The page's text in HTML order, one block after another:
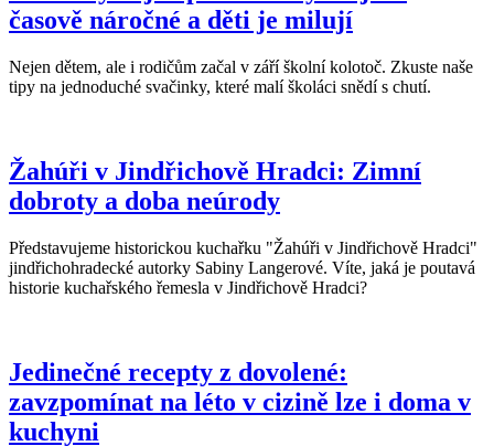
časově náročné a děti je milují
Nejen dětem, ale i rodičům začal v září školní kolotoč. Zkuste naše
tipy na jednoduché svačinky, které malí školáci snědí s chutí.
Žahúři v Jindřichově Hradci: Zimní
dobroty a doba neúrody
Představujeme historickou kuchařku "Žahúři v Jindřichově Hradci"
jindřichohradecké autorky Sabiny Langerové. Víte, jaká je poutavá
historie kuchařského řemesla v Jindřichově Hradci?
Jedinečné recepty z dovolené:
zavzpomínat na léto v cizině lze i doma v
kuchyni